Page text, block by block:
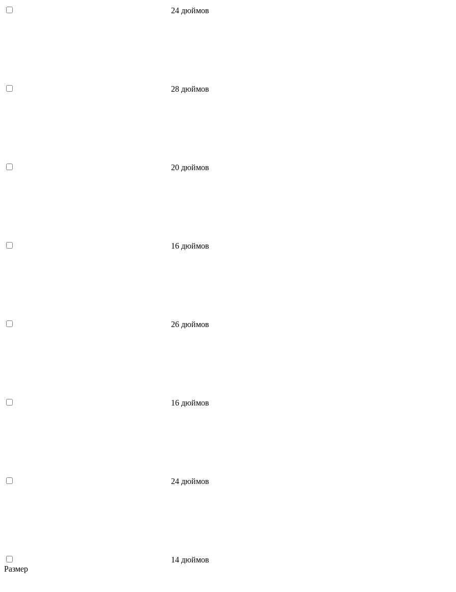
24 дюймов
28 дюймов
20 дюймов
16 дюймов
26 дюймов
16 дюймов
24 дюймов
14 дюймов
Размер